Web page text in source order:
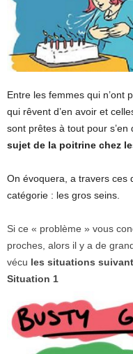
Entre les femmes qui n’ont
qui rêvent d’en avoir et
sont prêtes à tout pour
sujet de la poitrine chez
On évoquera, a travers ces
catégorie : les gros seins.
Si ce « problème » vous
proches, alors il y a de
vécu les situations
Situation 1